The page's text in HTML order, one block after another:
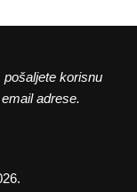
pošaljete korisnu
adrese.